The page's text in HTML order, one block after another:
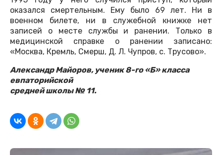
оказался смертельным. Ему было 69 лет. Ни в
военном билете, ни в служебной книжке нет
записей о месте службы и ранении. Только в
медицинской справке о ранении записано:
«Москва, Кремль, Смерш, Д. Л. Чупров, с. Трусово».
Александр Майоров, ученик 8-го «Б» класса
евпаторийской
средней школы № 11.